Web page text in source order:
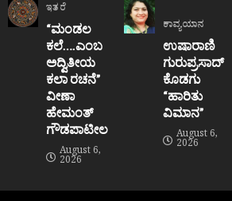
ಇತರೆ
“ಮಂಡಲ
ಕಲೆ….ಎಂಬ
ಅದ್ವಿತೀಯ
ಕಲಾ ರಚನೆ”‌
ವೀಣಾ
ಹೇಮಂತ್‌
ಗೌಡಪಾಟೀಲ
August 6,
2026
ಕಾವ್ಯಯಾನ
ಉಷಾರಾಣಿ
ಗುರುಪ್ರಸಾದ್
ಕೊಡಗು
“ಹಾರಿತು
ವಿಮಾನ”
August 6,
2026